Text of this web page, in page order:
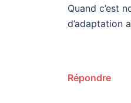
Quand c’est
d’adaptation
Répondre